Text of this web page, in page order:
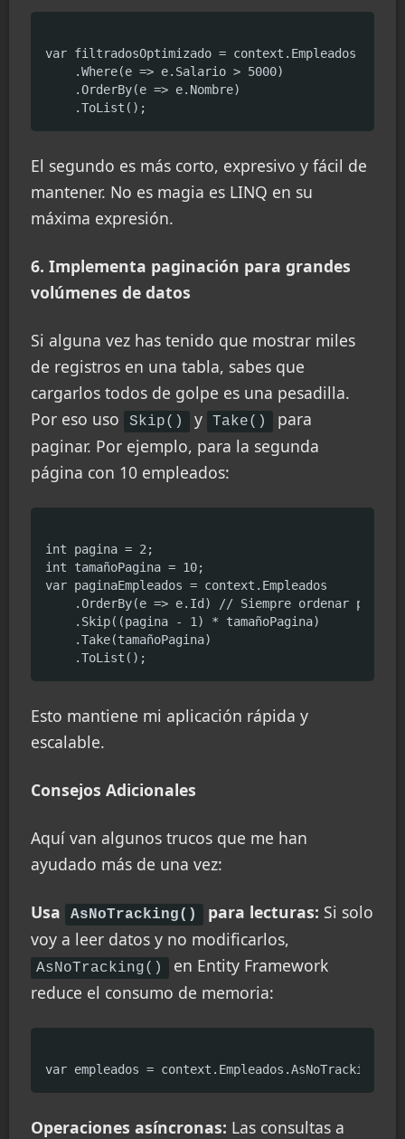
var filtradosOptimizado = context.Empleados
    .Where(e => e.Salario > 5000)
    .OrderBy(e => e.Nombre)
El segundo es más corto, expresivo y fácil de
mantener. No es magia es LINQ en su
máxima expresión.
6. Implementa paginación para grandes
volúmenes de datos
Si alguna vez has tenido que mostrar miles
de registros en una tabla, sabes que
cargarlos todos de golpe es una pesadilla.
Por eso uso
Skip() y Take()
para
paginar. Por ejemplo, para la segunda
página con 10 empleados:
int pagina = 2;
int tamañoPagina = 10;
var paginaEmpleados = context.Empleados
.OrderBy(e => e.Id) // Siempre ordenar para
    .Skip((pagina - 1) * tamañoPagina)
    .Take(tamañoPagina)
Esto mantiene mi aplicación rápida y
escalable.
Consejos Adicionales
Aquí van algunos trucos que me han
ayudado más de una vez:
Usa AsNoTracking() para lecturas: Si solo
voy a leer datos y no modificarlos,
AsNoTracking()
en Entity Framework
reduce el consumo de memoria:
Operaciones asíncronas: Las consultas a